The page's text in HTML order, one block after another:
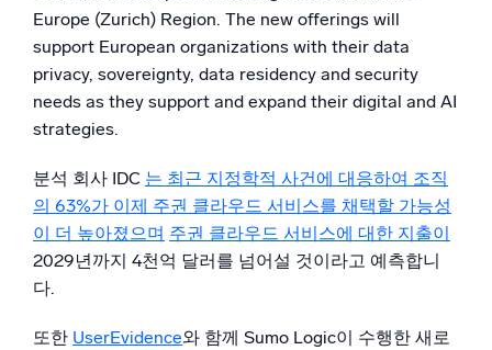
모니터링 및 문제 해결
포괄적인 가시성으로 탐지 및 해결
강력한 통합
신뢰할 수 있고 인증된
Europe (Zurich) Region. The new offerings will
support European organizations with their data
privacy, sovereignty, data residency and security
needs as they support and expand their digital and AI
strategies.
분석 회사 IDC 는 최근 지정학적 사건에 대응하여 조직
의 63%가 이제 주권 클라우드 서비스를 채택할 가능성
이 더 높아졌으며 주권 클라우드 서비스에 대한 지출이
2029년까지 4천억 달러를 넘어설 것이라고 예측합니
다.
또한 UserEvidence와 함께 Sumo Logic이 수행한 새로